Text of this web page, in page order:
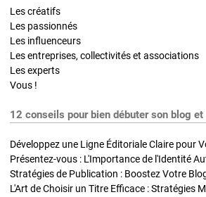
Les créatifs
Les passionnés
Les influenceurs
Les entreprises, collectivités et associations
Les experts
Vous !
12 conseils pour bien débuter son blog
Développez une Ligne Éditoriale Claire pour
Présentez-vous : L'Importance de l'Identité
L'Art de Choisir un Titre Efficace : Stratégies